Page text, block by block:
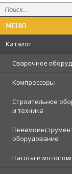
Каталог
Сварочное
Компрессоры
Строительное
и техника
оборудование
Насосы и